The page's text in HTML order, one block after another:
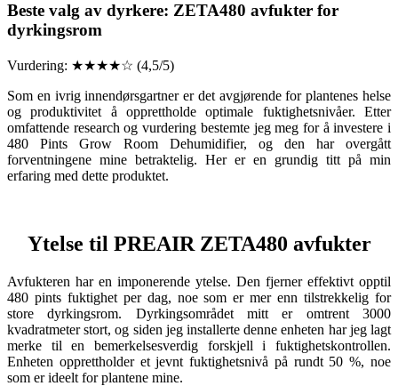
Beste valg av dyrkere: ZETA480 avfukter for
dyrkingsrom
Vurdering: ★★★★☆ (4,5/5)
Som en ivrig innendørsgartner er det avgjørende for plantenes helse
og produktivitet å opprettholde optimale fuktighetsnivåer. Etter
omfattende research og vurdering bestemte jeg meg for å investere i
480 Pints ​​Grow Room Dehumidifier, og den har overgått
forventningene mine betraktelig. Her er en grundig titt på min
erfaring med dette produktet.
Ytelse til PREAIR ZETA480 avfukter
Avfukteren har en imponerende ytelse. Den fjerner effektivt opptil
480 pints fuktighet per dag, noe som er mer enn tilstrekkelig for
store dyrkingsrom. Dyrkingsområdet mitt er omtrent 3000
kvadratmeter stort, og siden jeg installerte denne enheten har jeg lagt
merke til en bemerkelsesverdig forskjell i fuktighetskontrollen.
Enheten opprettholder et jevnt fuktighetsnivå på rundt 50 %, noe
som er ideelt for plantene mine.